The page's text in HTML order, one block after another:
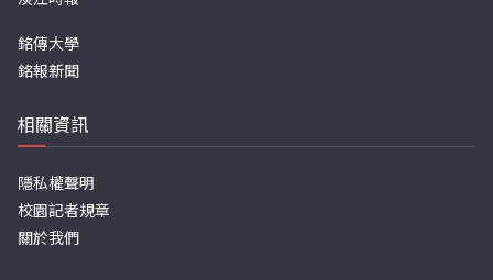
銘傳大學
銘報新聞
相關資訊
隱私權聲明
校園記者規章
關於我們